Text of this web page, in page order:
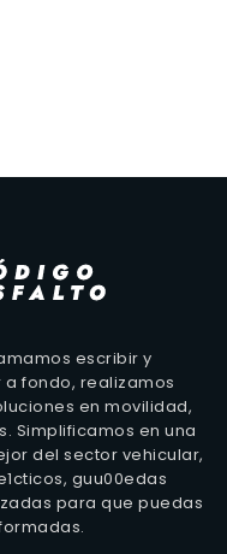
escribir y
fondo, realizamos
en movilidad,
Simplificamos en una
del sector vehicular,
guu00edas
para que puedas